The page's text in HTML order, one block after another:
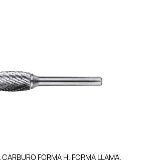
CARBURO FORMA H. FORMA LLAMA.